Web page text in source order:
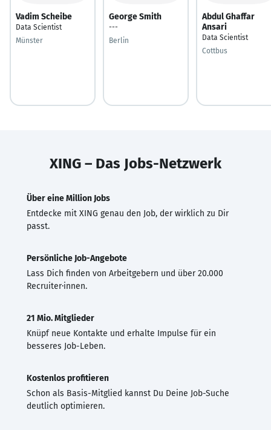
Vadim Scheibe
Data Scientist
Münster
George Smith
---
Berlin
Abdul Ghaffar
Ansari
Data Scientist
Cottbus
XING – Das Jobs-Netzwerk
Über eine Million Jobs
Entdecke mit XING genau den Job, der wirklich zu Dir
passt.
Persönliche Job-Angebote
Lass Dich finden von Arbeitgebern und über 20.000
Recruiter·innen.
21 Mio. Mitglieder
Knüpf neue Kontakte und erhalte Impulse für ein
besseres Job-Leben.
Kostenlos profitieren
Schon als Basis-Mitglied kannst Du Deine Job-Suche
deutlich optimieren.